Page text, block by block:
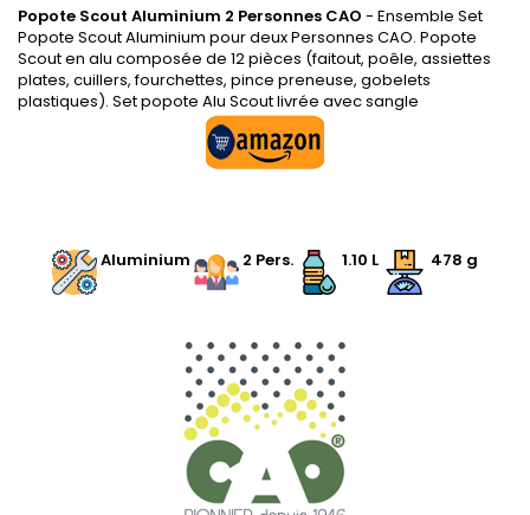
Popote Scout Aluminium 2 Personnes CAO - Ensemble Set
Popote Scout Aluminium pour deux Personnes CAO. Popote
Scout en alu composée de 12 pièces (faitout, poêle, assiettes
plates, cuillers, fourchettes, pince preneuse, gobelets
plastiques). Set popote Alu Scout livrée avec sangle
Aluminium
2 Pers. 1.10 L 478 g